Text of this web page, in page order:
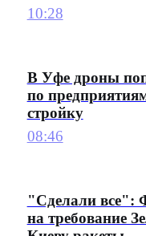
10:28
В Уфе дроны
по
стройку
08:46
"Сделали все":
на требование